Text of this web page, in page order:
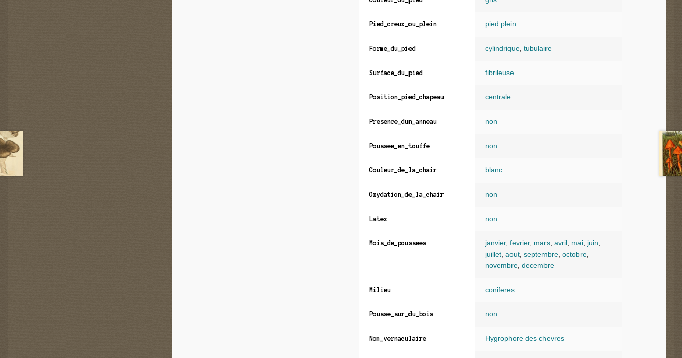
Pied_creux_ou_plein pied plein
Forme_du_pied cylindrique, tubulaire
Surface_du_pied fibrileuse
Position_pied_chapeau centrale
Presence_dun_anneau non
Poussee_en_touffe non
Couleur_de_la_chair blanc
Oxydation_de_la_chair non
Latex non
Mois_de_poussees janvier, fevrier, mars, avril, mai, juin
juillet, aout, septembre, octobre,
novembre, decembre
Milieu coniferes
Pousse_sur_du_bois non
Nom_vernaculaire Hygrophore des chevres